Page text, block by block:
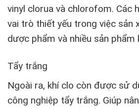
vinyl clorua và chlorofom. Các
vai trò thiết yếu trong việc sản
dược phẩm và nhiều sản phẩm
Tẩy trắng
Ngoài ra, khí clo còn được sử
công nghiệp tẩy trắng. Giúp